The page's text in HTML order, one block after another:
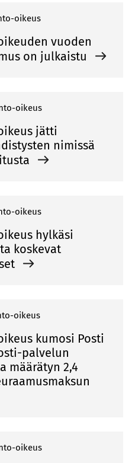
oikeus
vuoden
on julkaistu
oikeus
jätti
nimissä
oikeus
hylkäsi
koskevat
oikeus
kumosi Posti
palvelun
määrätyn 2,4
oikeus